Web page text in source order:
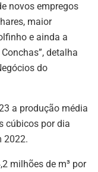
novos empregos
maior
e ainda a
detalha
do
a produção média
cúbicos por dia
2022.
milhões de m³ por